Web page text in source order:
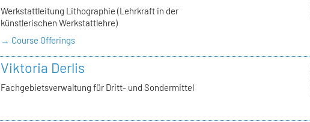
Werkstattleitung Lithographie (Lehrkraft in der
künstlerischen Werkstattlehre)
→ Course Offerings
Viktoria Derlis
Fachgebietsverwaltung für Dritt- und Sondermittel